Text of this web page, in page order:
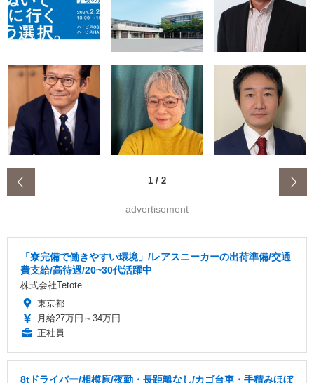
1 / 2
advertisement
「寮完備で働きやすい環境」/レアスニーカーの出荷準備/交通
費支給/高待遇/20~30代活躍中
株式会社Tetote
東京都
月給27万円～34万円
正社員
8tドライバー/相模原/夜勤・長距離なし/カゴ台車・手積みほぼ